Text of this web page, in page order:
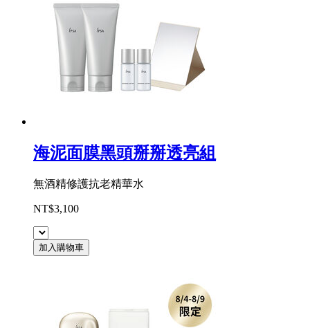
海泥面膜黑頭掰掰透亮組
無酒精修護抗老精華水
NT$3,100
加入購物車